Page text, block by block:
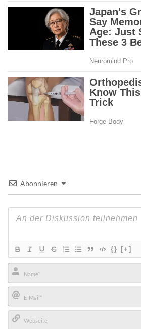
Abonnieren
{} [+]
Name*
E-
Mail*